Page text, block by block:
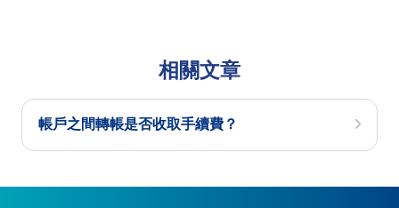
相關文章
帳戶之間轉帳是否收取手續費？